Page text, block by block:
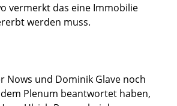
vermerkt das eine Immobilie
werden muss.
Nows und Dominik Glave noch
Plenum beantwortet haben,